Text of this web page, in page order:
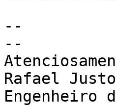
--
--
Rafael Justo
Engenheiro